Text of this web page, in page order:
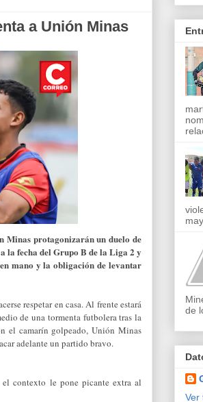
a Unión Minas
Minas protagonizarán un duelo de
la fecha del Grupo B de la Liga 2 y
mano y la obligación de levantar
respetar en casa. Al frente estará
de una tormenta futbolera tras la
el camarín golpeado, Unión Minas
adelante un partido bravo.
el contexto le pone picante extra al
de
Ver